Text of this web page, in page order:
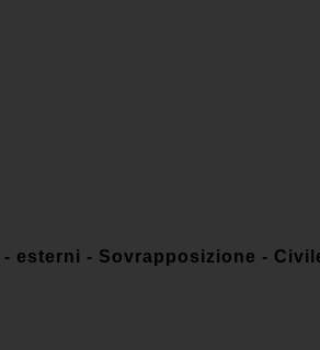
esterni - Sovrapposizione -